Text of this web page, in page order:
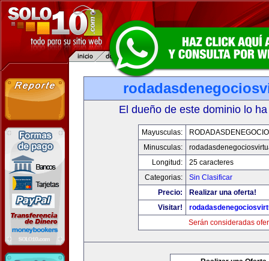
El dueño de este dominio lo
Mayusculas:
Minusculas:
Longitud:
25 caracteres
Categorias:
Sin Clasificar
Precio:
Realizar una oferta!
Visitar!
Serán consideradas